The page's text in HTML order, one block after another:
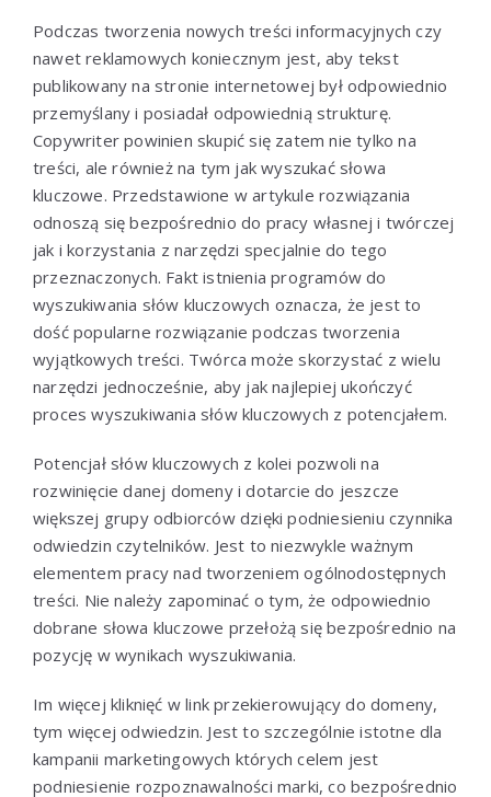
Podczas tworzenia nowych treści informacyjnych czy
nawet reklamowych koniecznym jest, aby tekst
publikowany na stronie internetowej był odpowiednio
przemyślany i posiadał odpowiednią strukturę.
Copywriter powinien skupić się zatem nie tylko na
treści, ale również na tym jak wyszukać słowa
kluczowe. Przedstawione w artykule rozwiązania
odnoszą się bezpośrednio do pracy własnej i twórczej
jak i korzystania z narzędzi specjalnie do tego
przeznaczonych. Fakt istnienia programów do
wyszukiwania słów kluczowych oznacza, że jest to
dość popularne rozwiązanie podczas tworzenia
wyjątkowych treści. Twórca może skorzystać z wielu
narzędzi jednocześnie, aby jak najlepiej ukończyć
proces wyszukiwania słów kluczowych z potencjałem.
Potencjał słów kluczowych z kolei pozwoli na
rozwinięcie danej domeny i dotarcie do jeszcze
większej grupy odbiorców dzięki podniesieniu czynnika
odwiedzin czytelników. Jest to niezwykle ważnym
elementem pracy nad tworzeniem ogólnodostępnych
treści. Nie należy zapominać o tym, że odpowiednio
dobrane słowa kluczowe przełożą się bezpośrednio na
pozycję w wynikach wyszukiwania.
Im więcej kliknięć w link przekierowujący do domeny,
tym więcej odwiedzin. Jest to szczególnie istotne dla
kampanii marketingowych których celem jest
podniesienie rozpoznawalności marki, co bezpośrednio